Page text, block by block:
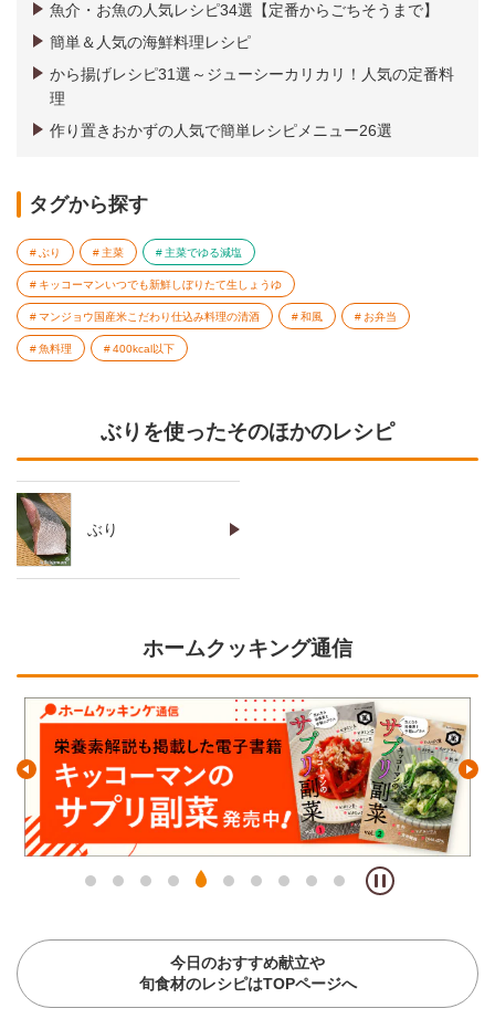
魚介・お魚の人気レシピ34選【定番からごちそうまで】
簡単＆人気の海鮮料理レシピ
から揚げレシピ31選～ジューシーカリカリ！人気の定番料
理
作り置きおかずの人気で簡単レシピメニュー26選
タグから探す
ぶり 主菜 主菜でゆる減塩
キッコーマンいつでも新鮮しぼりたて生しょうゆ
マンジョウ国産米こだわり仕込み料理の清酒 和風 お弁当
魚料理 400kcal以下
ぶりを使ったそのほかのレシピ
ぶり
ホームクッキング通信
今日のおすすめ献立や
旬食材のレシピはTOPページへ